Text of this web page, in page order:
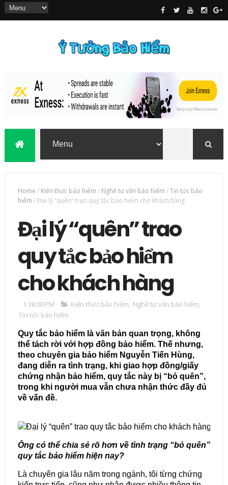
Home / Kiến thức bảo hiểm / Nghề tư vấn bảo hiểm /Tin tức bảo
hiểm /Đại lý “quên” trao quy tắc bảo hiểm cho khách hàng
Đại lý “quên” trao
quy tắc bảo hiểm
cho khách hàng
1:38:00 PM Kiến thức bảo hiểm, Nghề tư vấn bảo hiểm,
Tin tức bảo hiểm
Quy tắc bảo hiểm là văn bản quan trọng, không
thể tách rời với hợp đồng bảo hiểm. Thế nhưng,
theo chuyên gia bảo hiểm Nguyễn Tiến Hùng,
đang diễn ra tình trạng, khi giao hợp đồng/giấy
chứng nhận bảo hiểm, quy tắc này bị “bỏ quên”,
trong khi người mua vẫn chưa nhận thức đầy đủ
về vấn đề.
Ông có thể chia sẻ rõ hơn về tình trạng “bỏ quên”
quy tắc bảo hiểm hiện nay?
Là chuyên gia lâu năm trong ngành, tôi từng chứng